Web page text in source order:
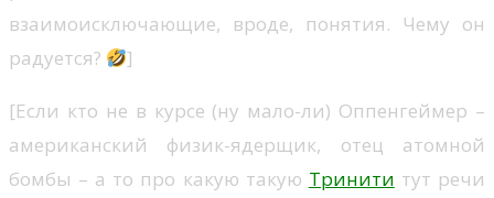
взаимоисключающие, вроде, понятия. Чему он
радуется?
]
[Если кто не в курсе (ну мало-ли) Оппенгеймер –
американский физик-ядерщик, отец атомной
бомбы – а то про какую такую Тринити тут речи